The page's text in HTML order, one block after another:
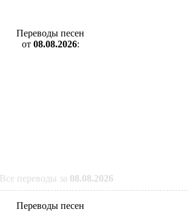
Переводы песен
от 08.08.2026:
Все переводы за 08.08.2026
Переводы песен